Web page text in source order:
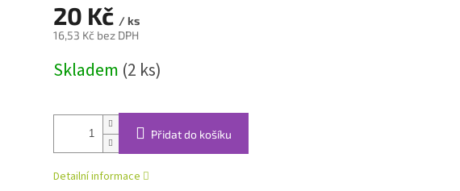
20 Kč / ks
16,53 Kč bez DPH
cena:
Skladem (2 ks)
Přidat do košíku
Detailní informace